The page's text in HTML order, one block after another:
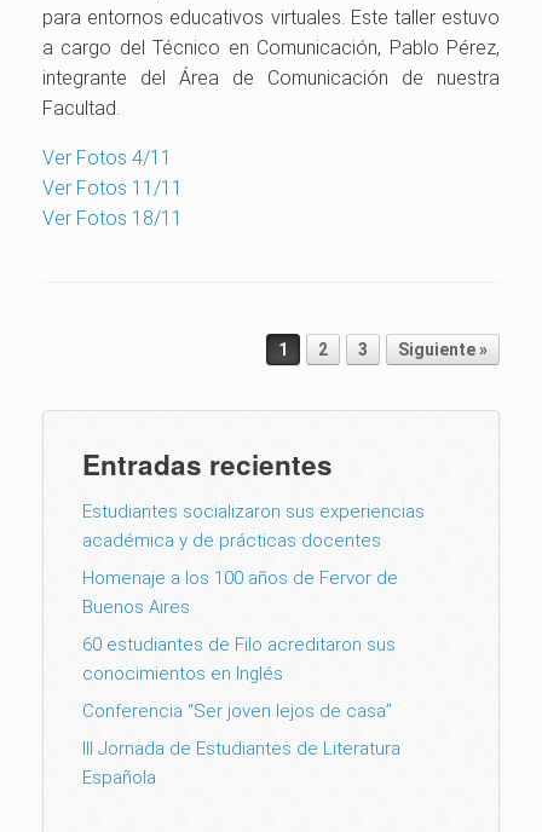
para entornos educativos virtuales. Este taller estuvo
a cargo del Técnico en Comunicación, Pablo Pérez,
integrante del Área de Comunicación de nuestra
Facultad.
Ver Fotos 4/11
Ver Fotos 11/11
Ver Fotos 18/11
1 2 3 Siguiente »
Entradas recientes
Estudiantes socializaron sus experiencias
académica y de prácticas docentes
Homenaje a los 100 años de Fervor de
Buenos Aires
60 estudiantes de Filo acreditaron sus
conocimientos en Inglés
Conferencia “Ser joven lejos de casa”
III Jornada de Estudiantes de Literatura
Española